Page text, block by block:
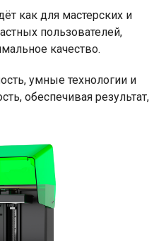
как для мастерских и
пользователей,
качество.
умные технологии и
обеспечивая результат,